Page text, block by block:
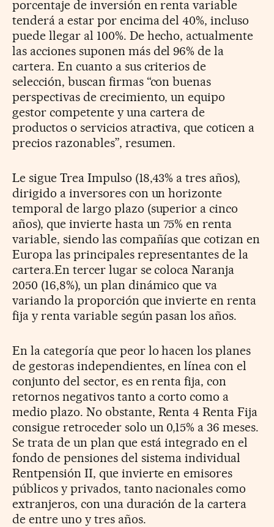
porcentaje de inversión en renta variable
tenderá a estar por encima del 40%, incluso
puede llegar al 100%. De hecho, actualmente
las acciones suponen más del 96% de la
cartera. En cuanto a sus criterios de
selección, buscan firmas “con buenas
perspectivas de crecimiento, un equipo
gestor competente y una cartera de
productos o servicios atractiva, que coticen a
precios razonables”, resumen.
Le sigue Trea Impulso (18,43% a tres años),
dirigido a inversores con un horizonte
temporal de largo plazo (superior a cinco
años), que invierte hasta un 75% en renta
variable, siendo las compañías que cotizan en
Europa las principales representantes de la
cartera.En tercer lugar se coloca Naranja
2050 (16,8%), un plan dinámico que va
variando la proporción que invierte en renta
fija y renta variable según pasan los años.
En la categoría que peor lo hacen los planes
de gestoras independientes, en línea con el
conjunto del sector, es en renta fija, con
retornos negativos tanto a corto como a
medio plazo. No obstante, Renta 4 Renta Fija
consigue retroceder solo un 0,15% a 36 meses.
Se trata de un plan que está integrado en el
fondo de pensiones del sistema individual
Rent­pensión II, que invierte en emisores
públicos y privados, tanto nacionales como
extranjeros, con una duración de la cartera
de entre uno y tres años.